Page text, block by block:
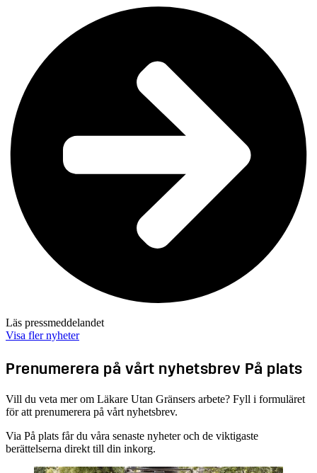
Läs pressmeddelandet
Visa fler nyheter
Prenumerera på vårt nyhetsbrev På plats
Vill du veta mer om Läkare Utan Gränsers arbete? Fyll i formuläret
för att prenumerera på vårt nyhetsbrev.
Via På plats får du våra senaste nyheter och de viktigaste
berättelserna direkt till din inkorg.